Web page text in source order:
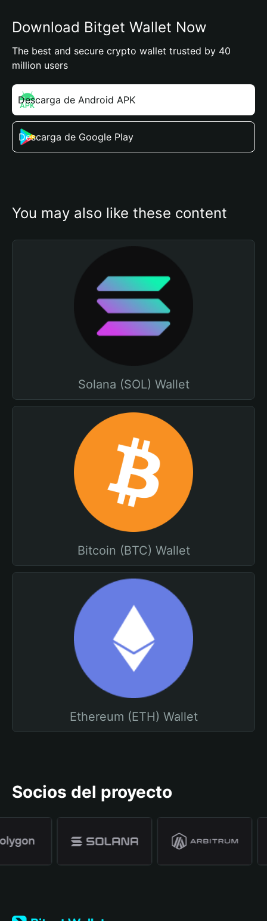
Download Bitget Wallet Now
The best and secure crypto wallet trusted by 40
million users
Descarga de Android APK
Descarga de Google Play
You may also like these content
Solana (SOL) Wallet
Bitcoin (BTC) Wallet
Ethereum (ETH) Wallet
Socios del proyecto